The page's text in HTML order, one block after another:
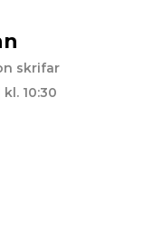
skrifar
10:30